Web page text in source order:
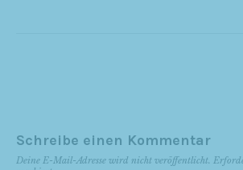
Schreibe einen Kommentar
Deine E-Mail-Adresse wird nicht veröffentlicht.